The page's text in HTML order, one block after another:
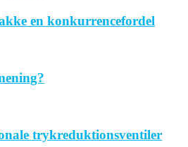
en konkurrencefordel
trykreduktionsventiler